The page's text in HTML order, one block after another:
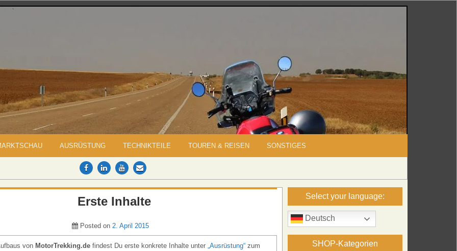
AUSRÜSTUNG TECHNIKTEILE TOUREN & REISEN SONSTIGES
Erste Inhalte
Posted on 2. April 2015
von MotorTrekking.de findest Du erste konkrete Inhalte unter „Ausrüstung“ zum
Select your language:
Deutsch
SHOP-Kategorien